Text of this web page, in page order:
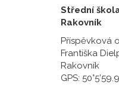
Střední
Rakovník
Příspěvková
Františka
Rakovník
GPS: